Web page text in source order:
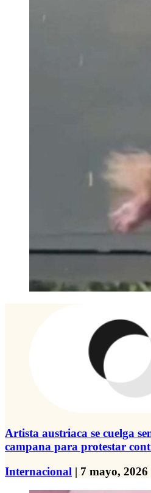
Artista austriaca se cuelga
campana para protestar
Internacional | 7 mayo, 2026